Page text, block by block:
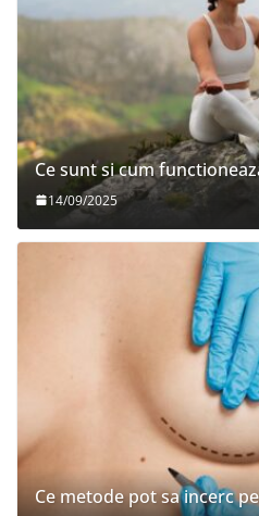
Ce sunt si cum
14/09/2025
Ce metode pot sa incerc